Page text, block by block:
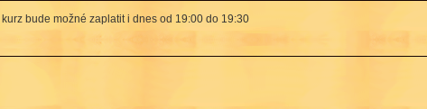
bude možné zaplatit i dnes od 19:00 do 19:30